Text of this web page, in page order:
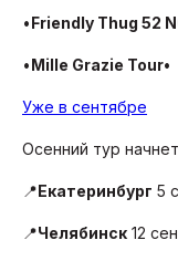
•Friendly Thug 52
•Mille Grazie Tour•
Уже в сентябре
Осенний тур
📍Екатеринбург 5
📍Челябинск 12